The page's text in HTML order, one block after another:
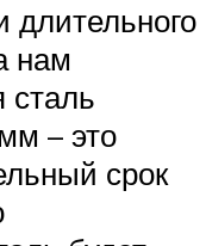
длительного
нам
сталь
– это
срок